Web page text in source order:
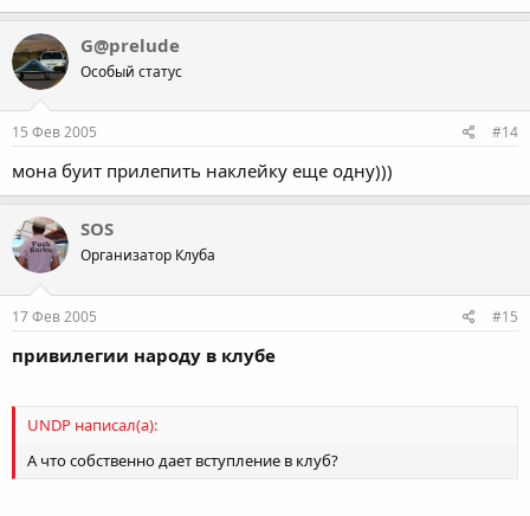
G@prelude
Особый статус
15 Фев 2005 #14
мона буит прилепить наклейку еще одну)))
SOS
Организатор Клуба
17 Фев 2005 #15
привилегии народу в клубе
UNDP написал(а):
А что собственно дает вступление в клуб?